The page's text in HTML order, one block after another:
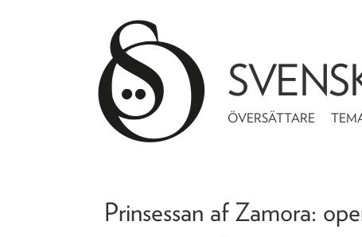
ÖVERSÄTTARE
Prinsessan af Zamora: